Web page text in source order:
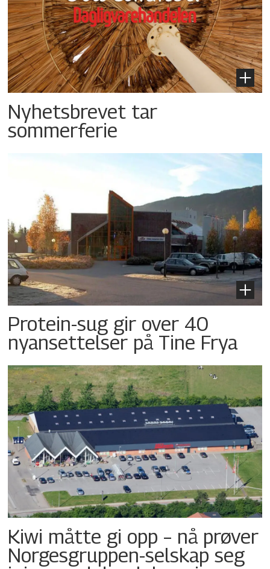
Nyhetsbrevet tar
sommerferie
Protein-sug gir over 40
nyansettelser på Tine Frya
Kiwi måtte gi opp – nå prøver
Norgesgruppen-selskap seg